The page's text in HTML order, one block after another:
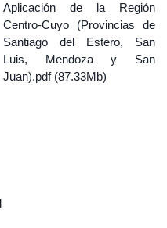
Aplicación de la Región
Centro-Cuyo (Provincias de
Santiago del Estero, San
Luis, Mendoza y San
Juan).pdf (87.33Mb)